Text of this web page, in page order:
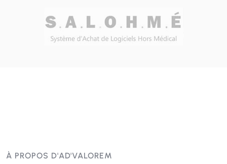
À PROPOS D'AD'VALOREM